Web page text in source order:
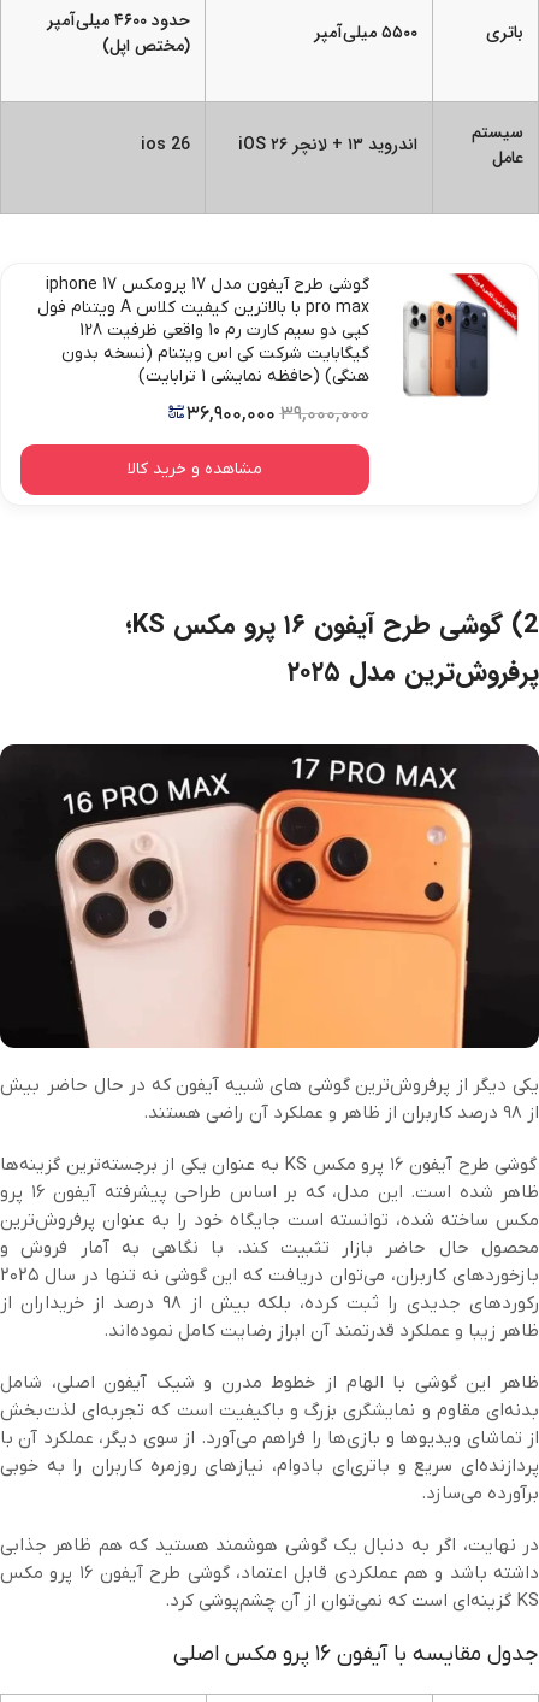
باتری ۵۵۰۰ میلی‌آمپر
حدود ۴۶۰۰ میلی‌آمپر
(مختص اپل)
سیستم
عامل
اندروید ۱۳ + لانچر iOS ۲۶ ios 26
گوشی طرح آیفون مدل 17 پرومکس iphone 17
pro max با بالاترین کیفیت کلاس A ویتنام فول
کپی دو سیم کارت رم 10 واقعی ظرفیت 128
گیگابایت شرکت کی اس ویتنام (نسخه بدون
هنگی) (حافظه نمایشی 1 ترابایت)
۳۹,۰۰۰,۰۰۰ ۳۶,۹۰۰,۰۰۰
مشاهده و خرید کالا
2) گوشی طرح آیفون ۱۶ پرو مکس KS؛
پرفروش‌ترین مدل ۲۰۲۵
یکی دیگر از پرفروش‌ترین گوشی های شبیه آیفون که در حال حاضر بیش
از ۹۸ درصد کاربران از ظاهر و عملکرد آن راضی هستند.
گوشی طرح آیفون ۱۶ پرو مکس KS به عنوان یکی از برجسته‌ترین گزینه‌ها
ظاهر شده است. این مدل، که بر اساس طراحی پیشرفته آیفون ۱۶ پرو
مکس ساخته شده، توانسته است جایگاه خود را به عنوان پرفروش‌ترین
محصول حال حاضر بازار تثبیت کند. با نگاهی به آمار فروش و
بازخوردهای کاربران، می‌توان دریافت که این گوشی نه تنها در سال ۲۰۲۵
رکوردهای جدیدی را ثبت کرده، بلکه بیش از ۹۸ درصد از خریداران از
ظاهر زیبا و عملکرد قدرتمند آن ابراز رضایت کامل نموده‌اند.
ظاهر این گوشی با الهام از خطوط مدرن و شیک آیفون اصلی، شامل
بدنه‌ای مقاوم و نمایشگری بزرگ و باکیفیت است که تجربه‌ای لذت‌بخش
از تماشای ویدیوها و بازی‌ها را فراهم می‌آورد. از سوی دیگر، عملکرد آن با
پردازنده‌ای سریع و باتری‌ای بادوام، نیازهای روزمره کاربران را به خوبی
برآورده می‌سازد.
در نهایت، اگر به دنبال یک گوشی هوشمند هستید که هم ظاهر جذابی
داشته باشد و هم عملکردی قابل اعتماد، گوشی طرح آیفون ۱۶ پرو مکس
KS گزینه‌ای است که نمی‌توان از آن چشم‌پوشی کرد.
جدول مقایسه با آیفون ۱6 پرو مکس اصلی